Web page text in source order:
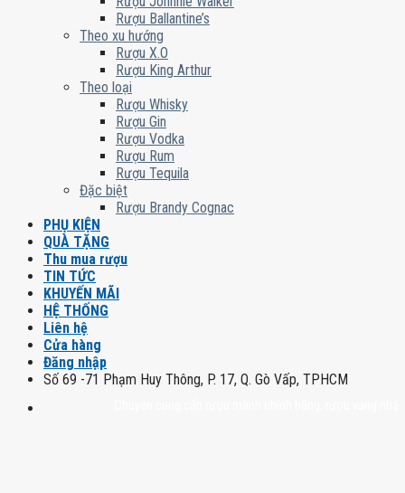
Rượu Ballantine’s
Theo xu hướng
Rượu X.O
Rượu King Arthur
Theo loại
Rượu Whisky
Rượu Gin
Rượu Vodka
Rượu Rum
Rượu Tequila
Đặc biệt
Rượu Brandy Cognac
PHỤ KIỆN
QUÀ TẶNG
Thu mua rượu
TIN TỨC
KHUYẾN MÃI
HỆ THỐNG
Liên hệ
Cửa hàng
Đăng nhập
Số 69 -71 Phạm Huy Thông, P. 17, Q. Gò Vấp, TPHCM